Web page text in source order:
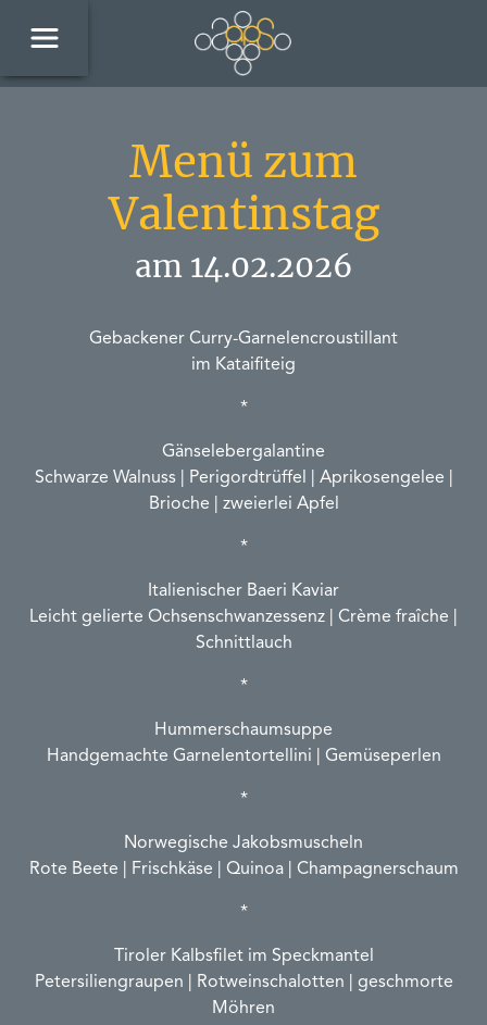
Menü zum
Valentinstag
am 14.02.2026
Gebackener Curry-Garnelencroustillant
im Kataifiteig
*
Gänselebergalantine
Schwarze Walnuss | Perigordtrüffel | Aprikosengelee |
Brioche | zweierlei Apfel
*
Italienischer Baeri Kaviar
Leicht gelierte Ochsenschwanzessenz | Crème fraîche |
Schnittlauch
*
Hummerschaumsuppe
Handgemachte Garnelentortellini | Gemüseperlen
*
Norwegische Jakobsmuscheln
Rote Beete | Frischkäse | Quinoa | Champagnerschaum
*
Tiroler Kalbsfilet im Speckmantel
Petersiliengraupen | Rotweinschalotten | geschmorte
Möhren